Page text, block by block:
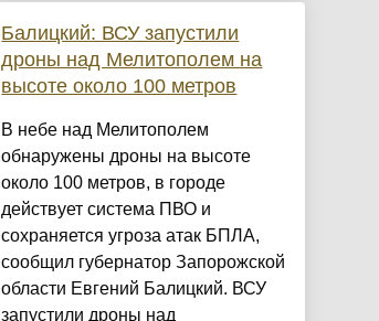
Балицкий: ВСУ запустили
дроны над Мелитополем на
высоте около 100 метров
В небе над Мелитополем
обнаружены дроны на высоте
около 100 метров, в городе
действует система ПВО и
сохраняется угроза атак БПЛА,
сообщил губернатор Запорожской
области Евгений Балицкий. ВСУ
запустили дроны над